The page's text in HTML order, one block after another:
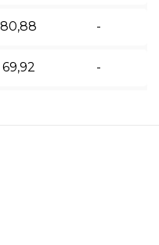
80,88 -
69,92 -